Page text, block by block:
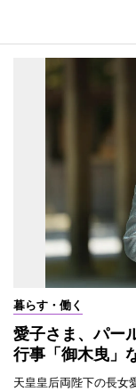
暮らす・働く
愛子さま、パー
行事「御木曳」
天皇皇后両陛下の長女